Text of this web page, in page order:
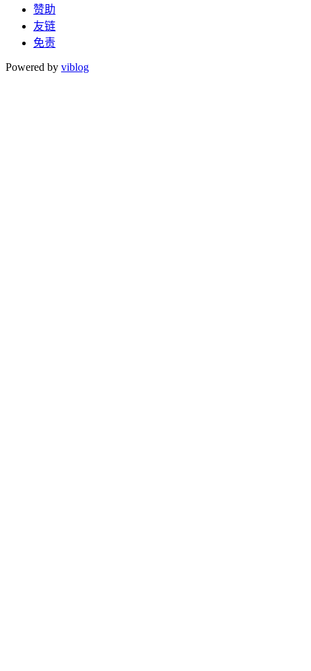
赞助
友链
免责
Powered by viblog